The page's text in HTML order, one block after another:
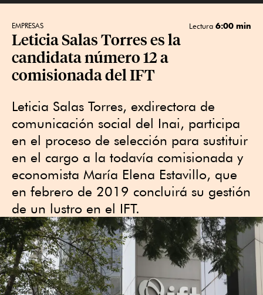
EMPRESAS Lectura 6:00 min
Leticia Salas Torres es la
candidata número 12 a
comisionada del IFT
Leticia Salas Torres, exdirectora de
comunicación social del Inai, participa
en el proceso de selección para sustituir
en el cargo a la todavía comisionada y
economista María Elena Estavillo, que
en febrero de 2019 concluirá su gestión
de un lustro en el IFT.